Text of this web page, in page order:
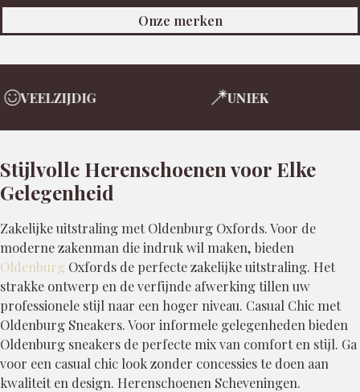
Onze merken
UNIEK
Stijlvolle Herenschoenen voor Elke
Gelegenheid
Zakelijke uitstraling met Oldenburg Oxfords. Voor de
moderne zakenman die indruk wil maken, bieden
Oldenburg Oxfords de perfecte zakelijke uitstraling. Het
strakke ontwerp en de verfijnde afwerking tillen uw
professionele stijl naar een hoger niveau. Casual Chic met
Oldenburg Sneakers. Voor informele gelegenheden bieden
Oldenburg sneakers de perfecte mix van comfort en stijl. Ga
voor een casual chic look zonder concessies te doen aan
kwaliteit en design. Herenschoenen Scheveningen.